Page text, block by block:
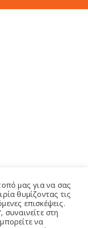
μας για να σας
θυμίζοντας τις
επισκέψεις.
στη
να